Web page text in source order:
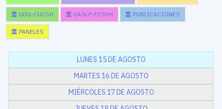
UDG-CUCSH UASLP-FCSYH PUBLICACIONES
PANELES
LUNES 15 DE AGOSTO
MARTES 16 DE AGOSTO
MIÉRCOLES 17 DE AGOSTO